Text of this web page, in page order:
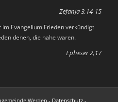
Zefanja 3,14-15
Evangelium Frieden verkündigt
denen, die nahe waren.
Epheser 2,17
Werden - Datenschutz-